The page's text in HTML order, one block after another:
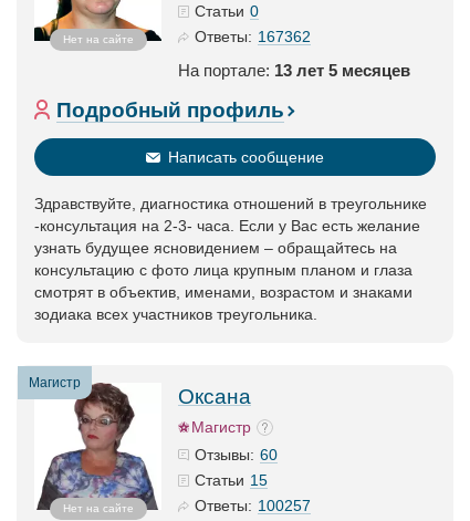
Нет на сайте
Статьи 0
Ответы: 167362
На портале: 13 лет 5 месяцев
Подробный профиль
Написать сообщение
Здравствуйте, диагностика отношений в треугольнике
-консультация на 2-3- часа. Если у Вас есть желание
узнать будущее ясновидением – обращайтесь на
консультацию с фото лица крупным планом и глаза
смотрят в объектив, именами, возрастом и знаками
зодиака всех участников треугольника.
Магистр
Нет на сайте
Оксана
Магистр
Отзывы: 60
Статьи 15
Ответы: 100257